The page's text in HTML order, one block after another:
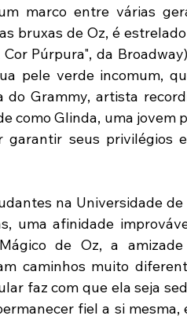
marco entre várias
bruxas de Oz, é
Púrpura", da
pele verde incomum,
do Grammy, artista
como Glinda, uma jovem
seus privilégios
na Universidade
uma afinidade
de Oz, a
caminhos muito
faz com que ela seja
fiel a si mesma,